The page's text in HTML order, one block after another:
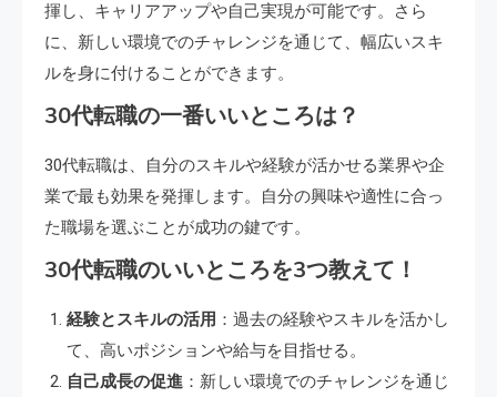
揮し、キャリアアップや自己実現が可能です。さら
に、新しい環境でのチャレンジを通じて、幅広いスキ
ルを身に付けることができます。
30代転職の一番いいところは？
30代転職は、自分のスキルや経験が活かせる業界や企
業で最も効果を発揮します。自分の興味や適性に合っ
た職場を選ぶことが成功の鍵です。
30代転職のいいところを3つ教えて！
経験とスキルの活用 ：過去の経験やスキルを活かし
て、高いポジションや給与を目指せる。
自己成長の促進 ：新しい環境でのチャレンジを通じ